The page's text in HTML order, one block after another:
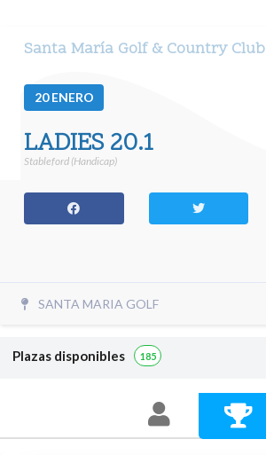
Santa María Golf & Country Club
20ENERO
LADIES 20.1
Stableford (Handicap)
SANTA MARIA GOLF
Plazas disponibles 185